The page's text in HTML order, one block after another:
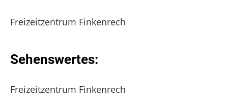
Freizeitzentrum Finkenrech
Sehenswertes:
Freizeitzentrum Finkenrech